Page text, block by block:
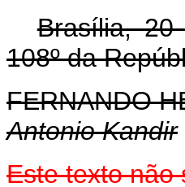
Brasília, 20
108º da
FERNANDO
Antonio Kandir
Este texto não